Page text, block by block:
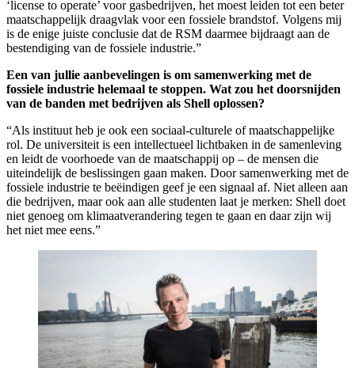
‘license to operate’ voor gasbedrijven, het moest leiden tot een beter
maatschappelijk draagvlak voor een fossiele brandstof. Volgens mij
is de enige juiste conclusie dat de RSM daarmee bijdraagt aan de
bestendiging van de fossiele industrie.”
Een van jullie aanbevelingen is om samenwerking met de
fossiele industrie helemaal te stoppen. Wat zou het doorsnijden
van de banden met bedrijven als Shell oplossen?
“Als instituut heb je ook een sociaal-culturele of maatschappelijke
rol. De universiteit is een intellectueel lichtbaken in de samenleving
en leidt de voorhoede van de maatschappij op – de mensen die
uiteindelijk de beslissingen gaan maken. Door samenwerking met de
fossiele industrie te beëindigen geef je een signaal af. Niet alleen aan
die bedrijven, maar ook aan alle studenten laat je merken: Shell doet
niet genoeg om klimaatverandering tegen te gaan en daar zijn wij
het niet mee eens.”